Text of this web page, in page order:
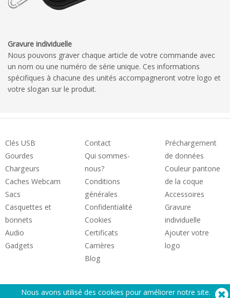
Gravure individuelle
Nous pouvons graver chaque article de votre commande avec
un nom ou une numéro de série unique. Ces informations
spécifiques à chacune des unités accompagneront votre logo et
votre slogan sur le produit.
Clés USB
Gourdes
Chargeurs
Caches Webcam
Sacs
Casquettes et
bonnets
Audio
Gadgets
Contact
Qui sommes-
nous?
Conditions
générales
Confidentialité
Cookies
Certificats
Carrières
Blog
Préchargement
de données
Couleur pantone
de la coque
Accessoires
Gravure
individuelle
Ajouter votre
logo
Nous avons utilisé des cookies pour améliorer notre site.